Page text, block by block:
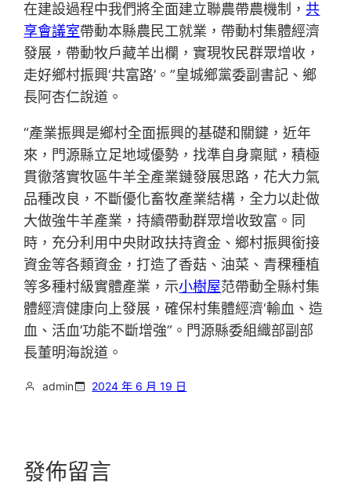
在建設過程中我們將全面建立聯農帶農機制，共
享會議室帶動本縣農民工就業，帶動村集體經濟
發展，帶動牧戶藏羊出欄，實現牧民群眾增收，
走好鄉村振興‘共富路’。”皇城鄉黨委副書記、鄉
長阿杏仁說道。
“產業振興是鄉村全面振興的基礎和關鍵，近年
來，門源縣立足地域優勢，找準自身稟賦，積極
貫徹落實牧區牛羊全產業鏈發展思路，花大力氣
品種改良，不斷優化畜牧產業結構，全力以赴做
大做強牛羊產業，持續帶動群眾增收致富。同
時，充分利用中央財政扶持資金、鄉村振興銜接
資金等各類資金，打造了香菇、油菜、青稞種植
等多種村級實體產業，示小樹屋范帶動全縣村集
體經濟健康向上發展，確保村集體經濟‘輸血、造
血、活血’功能不斷增強”。門源縣委組織部副部
長董明海說道。
admin 2024 年 6 月 19 日
發佈留言